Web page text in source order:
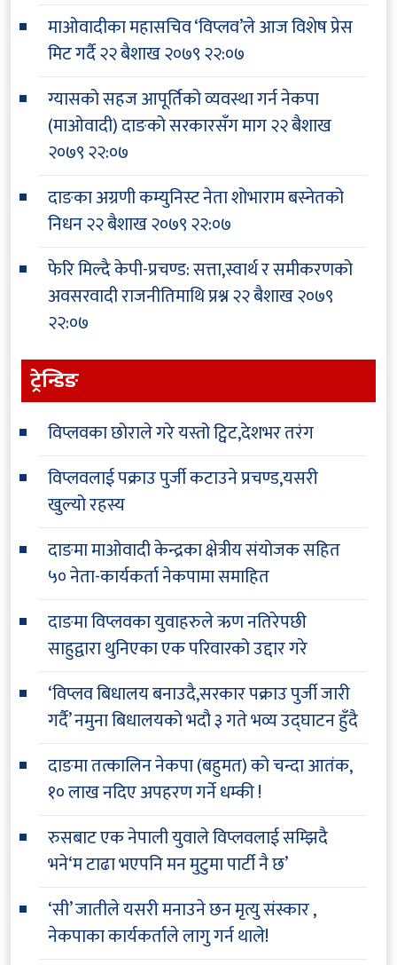
माओवादीका महासचिव ‘विप्लव’ले आज विशेष प्रेस
मिट गर्दै२२ बैशाख २०७९ २२:०७
ग्यासको सहज आपूर्तिको व्यवस्था गर्न नेकपा
(माओवादी) दाङको सरकारसँग माग२२ बैशाख
२०७९ २२:०७
दाङका अग्रणी कम्युनिस्ट नेता शोभाराम बस्नेतको
निधन२२ बैशाख २०७९ २२:०७
फेरि मिल्दै केपी-प्रचण्ड: सत्ता,स्वार्थ र समीकरणको
अवसरवादी राजनीतिमाथि प्रश्न२२ बैशाख २०७९
२२:०७
ट्रेन्डिङ
विप्लवका छोराले गरे यस्तो ट्विट,देशभर तरंग
विप्लवलाई पक्राउ पुर्जी कटाउने प्रचण्ड,यसरी
खुल्यो रहस्य
दाङमा माओवादी केन्द्रका क्षेत्रीय संयोजक सहित
५० नेता-कार्यकर्ता नेकपामा समाहित
दाङमा विप्लवका युवाहरुले ऋण नतिरेपछी
साहुद्वारा थुनिएका एक परिवारको उद्दार गरे
‘विप्लव बिधालय बनाउदै,सरकार पक्राउ पुर्जी जारी
गर्दै’ नमुना बिधालयको भदौ ३ गते भव्य उद्घाटन हुँदै
दाङमा तत्कालिन नेकपा (बहुमत) को चन्दा आतंक,
१० लाख नदिए अपहरण गर्ने धम्की !
रुसबाट एक नेपाली युवाले विप्लवलाई सम्झिदै
भने‘म टाढा भएपनि मन मुटुमा पार्टी नै छ’
‘सी’ जातीले यसरी मनाउने छन मृत्यु संस्कार ,
नेकपाका कार्यकर्ताले लागु गर्न थाले!